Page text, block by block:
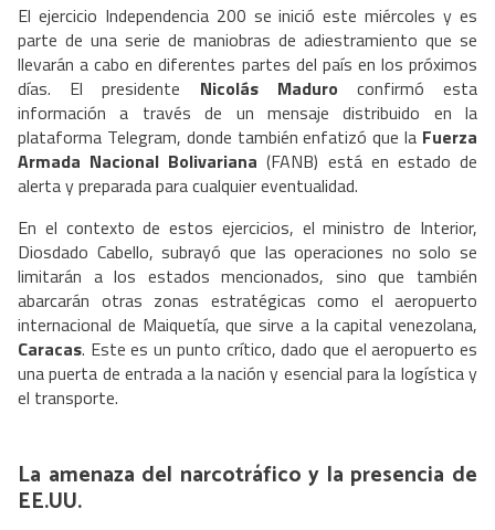
El ejercicio Independencia 200 se inició este miércoles y es
parte de una serie de maniobras de adiestramiento que se
llevarán a cabo en diferentes partes del país en los próximos
días. El presidente Nicolás Maduro confirmó esta
información a través de un mensaje distribuido en la
plataforma Telegram, donde también enfatizó que la Fuerza
Armada Nacional Bolivariana (FANB) está en estado de
alerta y preparada para cualquier eventualidad.
En el contexto de estos ejercicios, el ministro de Interior,
Diosdado Cabello, subrayó que las operaciones no solo se
limitarán a los estados mencionados, sino que también
abarcarán otras zonas estratégicas como el aeropuerto
internacional de Maiquetía, que sirve a la capital venezolana,
Caracas. Este es un punto crítico, dado que el aeropuerto es
una puerta de entrada a la nación y esencial para la logística y
el transporte.
La amenaza del narcotráfico y la presencia de
EE.UU.